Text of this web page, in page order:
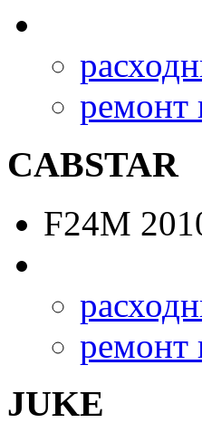
ремонт
CABSTAR
F24M
ремонт
JUKE